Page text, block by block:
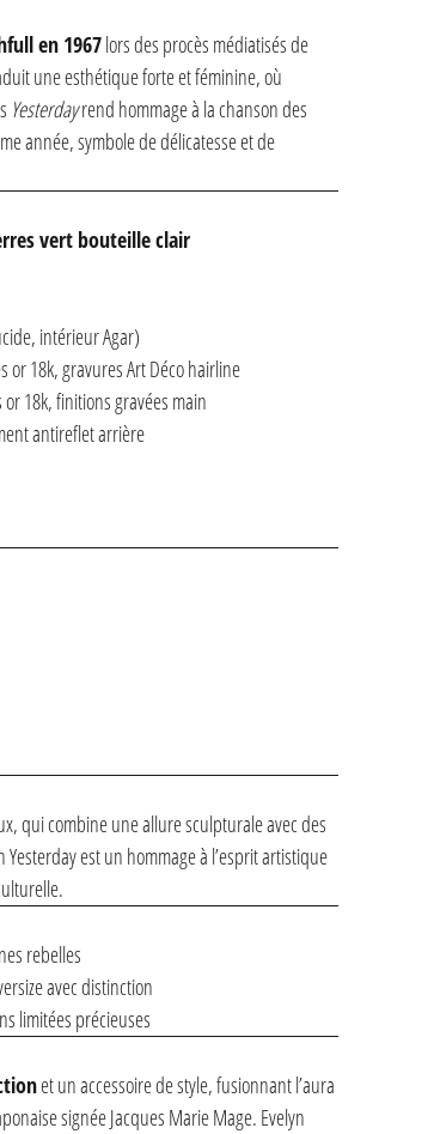
en 1967lors des procès médiatisés de
une esthétique forte et féminine, où
Yesterdayrend hommage à la chanson des
année, symbole de délicatesse et de
vert bouteille clair
intérieur Agar)
or 18k, gravures Art Déco hairline
18k, finitions gravées main
antireflet arrière
qui combine une allure sculpturale avec des
est un hommage à l’esprit artistique
rebelles
avec distinction
limitées précieuses
et un accessoire de style, fusionnant l’aura
signée Jacques Marie Mage. Evelyn